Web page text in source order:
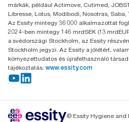
márkák, például Actimove, Cutimed,
Libresse, Lotus, Modibodi, Nosotras, Saba,
Az Essity mintegy 36 000 alkalmazottat
2024-ben mintegy 146 mrdSEK (13
a svédországi Stockholm, az Essity
Stockholm jegyzi. Az Essity a jólétért,
környezettudatos és újrafelhasználó
tájékoztatás: www.essity.com
© Essity Hygiene and